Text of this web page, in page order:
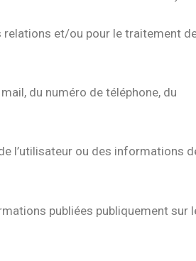
relations et/ou pour le traitement
du numéro de téléphone, du
l’utilisateur ou des informations
publiées publiquement sur